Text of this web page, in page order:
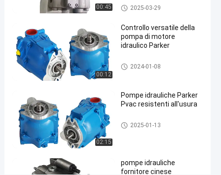
Parker
#
Pompa
a
pistoni
Parker
00:45
di pompe ad pistoni
idraulici assiali
Pompe idrauliche Parker
2025-03-29
00:12
Controllo versatile della
pompa di motore
idraulico Parker
Pompe idrauliche Parker
2024-01-08
02:15
Pompe idrauliche Parker
Pvac resistenti all'usura
Pompe idrauliche Parker
2025-01-13
pompe idrauliche
fornitore cinese